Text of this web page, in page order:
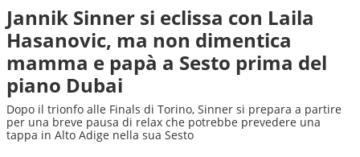
Jannik Sinner si eclissa con Laila
Hasanovic, ma non dimentica
mamma e papà a Sesto prima del
piano Dubai
Dopo il trionfo alle Finals di Torino, Sinner si prepara a partire
per una breve pausa di relax che potrebbe prevedere una
tappa in Alto Adige nella sua Sesto